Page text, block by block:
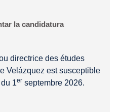
la candidatura
directrice des études
Velázquez est susceptible
du 1er septembre 2026.